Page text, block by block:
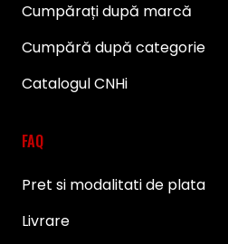
Cumpărați după marcă
Cumpără după categorie
Catalogul CNHi
FAQ
Pret si modalitati de plata
Livrare